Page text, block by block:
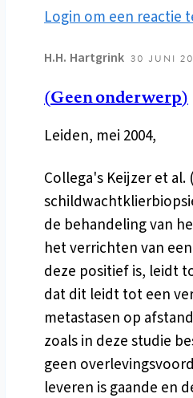
Login om een reactie
H.H. Hartgrink 30 JUNI
(Geen onderwerp)
Leiden, mei 2004,
Collega's Keijzer et al. (
de behandeling van
het verrichten van
deze positief is, leidt
dat dit leidt tot een
metastasen op
zoals in deze studie
geen
leveren is gaande en